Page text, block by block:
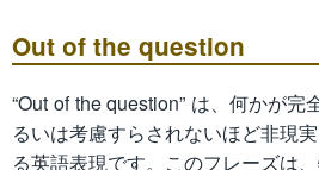
Out of the question
“Out of the question” は、何かが完
るいは考慮すらされないほど非現
る英語表現です。このフレーズは